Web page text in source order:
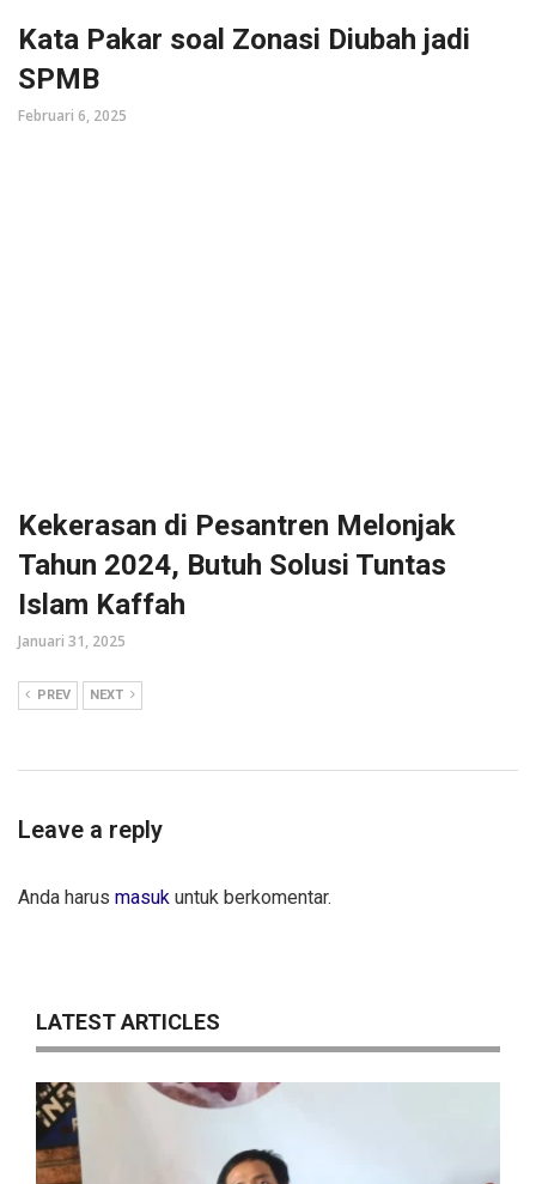
Kata Pakar soal Zonasi Diubah jadi
SPMB
Februari 6, 2025
Kekerasan di Pesantren Melonjak
Tahun 2024, Butuh Solusi Tuntas
Islam Kaffah
Januari 31, 2025
PREV NEXT
Leave a reply
Anda harus masuk untuk berkomentar.
LATEST ARTICLES